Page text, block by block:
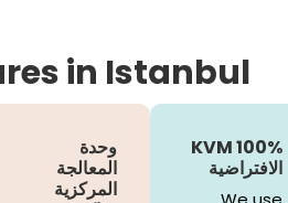
in Istanbul
100% KVM
الافتراضية
وحدة
المعالجة
المركزية